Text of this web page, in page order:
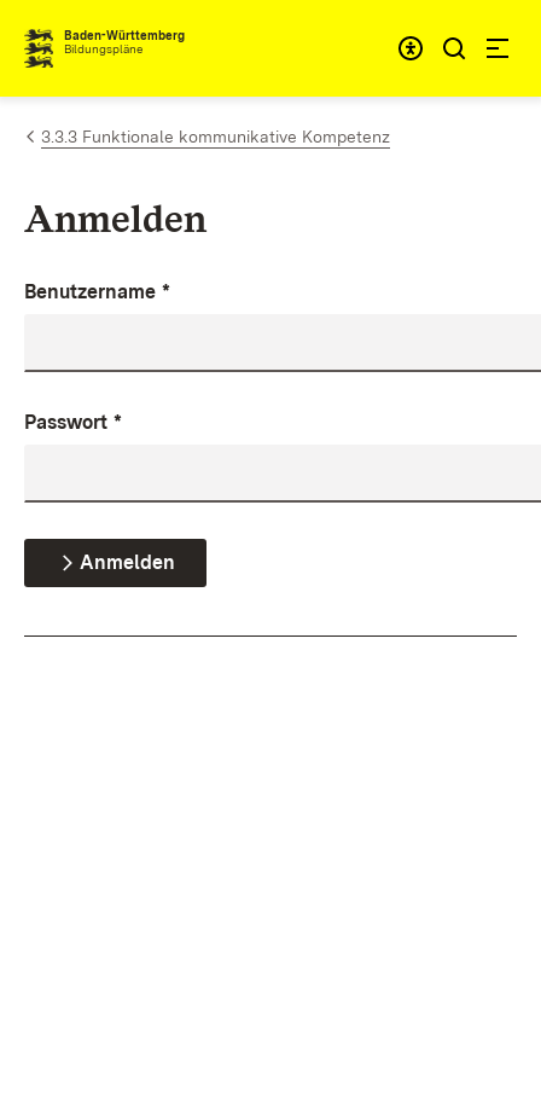
Zum Inhalt springen
Baden-Württemberg
Bildungspläne
3.3.3 Funktionale kommunikative Kompetenz
Anmelden
Benutzername *
Passwort *
Anmelden